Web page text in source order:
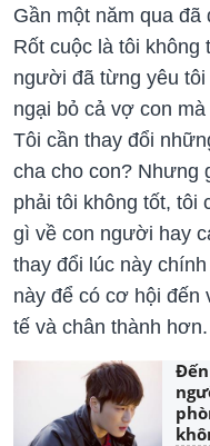
Gần một năm qua
Rốt cuộc là tôi không
người đã từng yêu tôi
ngại bỏ cả vợ con
Tôi cần thay đổi
cha cho con? Nhưng
phải tôi không tốt, tôi
gì về con người hay
thay đổi lúc này
này để có cơ hội
tế và chân thành hơn.